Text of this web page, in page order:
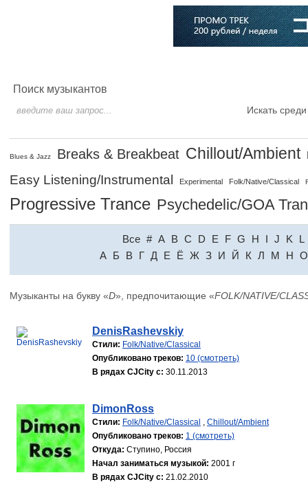
Поиск музыкантов
Искать
Blues & Jazz Breaks & Breakbeat Chillout/Ambient
Easy Listening/Instrumental Experimental Folk/Native/Classical
Progressive Trance Psychedelic/GOA
Все # A B C D E F G H I J K
L
A Б В Г Д Е Ё Ж З И Й К Л М Н О
Музыканты на букву «D», предпочитающие «FOLK/NATIVE/
DenisRashevskiy
Стили: Folk/Native/Classical
Опубликовано треков: 10 (смотреть)
В рядах CJCity с: 30.11.2013
DimonRoss
Стили: Folk/Native/Classical , Chillout/Ambient
Опубликовано треков: 1 (смотреть)
Откуда: Ступино, Россия
Начал заниматься музыкой: 2001 г
В рядах CJCity с: 21.02.2010